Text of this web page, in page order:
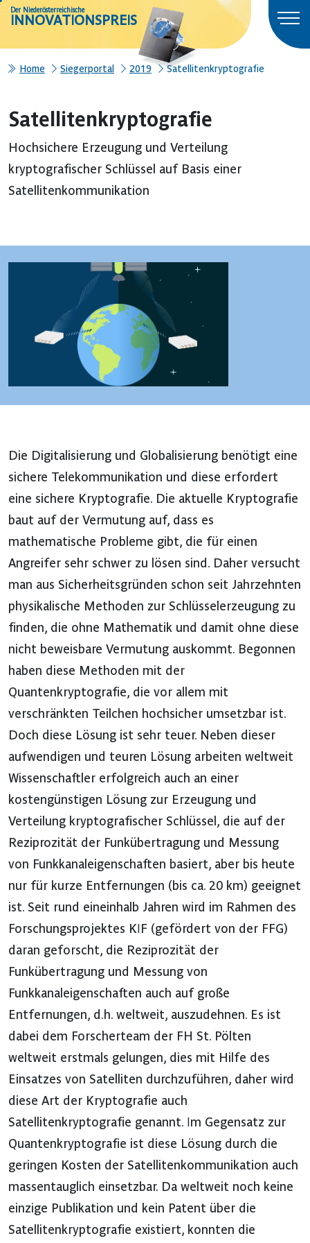
Der Niederösterreichische
INNOVATIONSPREIS
Home Siegerportal 2019 Satellitenkryptografie
Satellitenkryptografie
Hochsichere Erzeugung und Verteilung
kryptografischer Schlüssel auf Basis einer
Satellitenkommunikation
Die Digitalisierung und Globalisierung benötigt eine
sichere Telekommunikation und diese erfordert
eine sichere Kryptografie. Die aktuelle Kryptografie
baut auf der Vermutung auf, dass es
mathematische Probleme gibt, die für einen
Angreifer sehr schwer zu lösen sind. Daher versucht
man aus Sicherheitsgründen schon seit Jahrzehnten
physikalische Methoden zur Schlüsselerzeugung zu
finden, die ohne Mathematik und damit ohne diese
nicht beweisbare Vermutung auskommt. Begonnen
haben diese Methoden mit der
Quantenkryptografie, die vor allem mit
verschränkten Teilchen hochsicher umsetzbar ist.
Doch diese Lösung ist sehr teuer. Neben dieser
aufwendigen und teuren Lösung arbeiten weltweit
Wissenschaftler erfolgreich auch an einer
kostengünstigen Lösung zur Erzeugung und
Verteilung kryptografischer Schlüssel, die auf der
Reziprozität der Funkübertragung und Messung
von Funkkanaleigenschaften basiert, aber bis heute
nur für kurze Entfernungen (bis ca. 20 km) geeignet
ist. Seit rund eineinhalb Jahren wird im Rahmen des
Forschungsprojektes KIF (gefördert von der FFG)
daran geforscht, die Reziprozität der
Funkübertragung und Messung von
Funkkanaleigenschaften auch auf große
Entfernungen, d.h. weltweit, auszudehnen. Es ist
dabei dem Forscherteam der FH St. Pölten
weltweit erstmals gelungen, dies mit Hilfe des
Einsatzes von Satelliten durchzuführen, daher wird
diese Art der Kryptografie auch
Satellitenkryptografie genannt. Im Gegensatz zur
Quantenkryptografie ist diese Lösung durch die
geringen Kosten der Satellitenkommunikation auch
massentauglich einsetzbar. Da weltweit noch keine
einzige Publikation und kein Patent über die
Satellitenkryptografie existiert, konnten die